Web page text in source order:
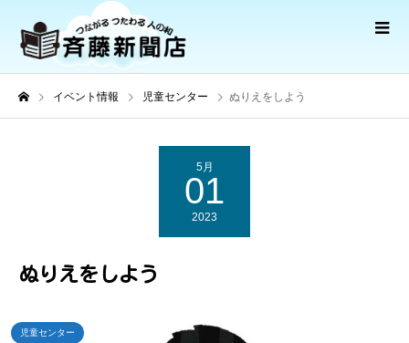
イベント情報 児童センター ぬりえをしよう
5月
01
2023
ぬりえをしよう
児童センター